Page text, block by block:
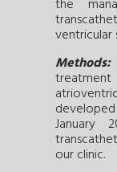
the
Methods:
January
our clinic.